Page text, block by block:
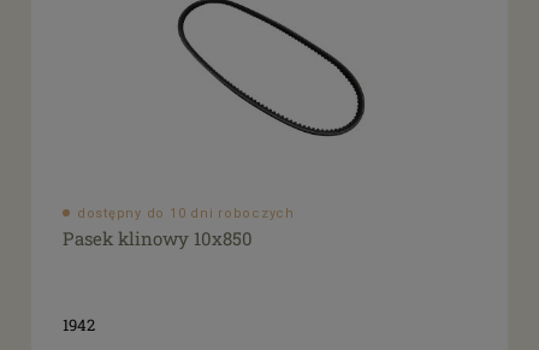
dostępny do 10 dni roboczych
Pasek klinowy 10x850
1942